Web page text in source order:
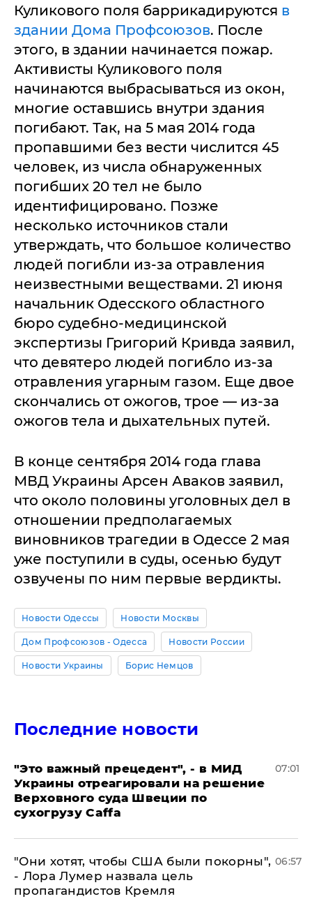
Куликового поля баррикадируются в
здании Дома Профсоюзов. После
этого, в здании начинается пожар.
Активисты Куликового поля
начинаются выбрасываться из окон,
многие оставшись внутри здания
погибают. Так, на 5 мая 2014 года
пропавшими без вести числится 45
человек, из числа обнаруженных
погибших 20 тел не было
идентифицировано. Позже
несколько источников стали
утверждать, что большое количество
людей погибли из-за отравления
неизвестными веществами. 21 июня
начальник Одесского областного
бюро судебно-медицинской
экспертизы Григорий Кривда заявил,
что девятеро людей погибло из-за
отравления угарным газом. Еще двое
скончались от ожогов, трое — из-за
ожогов тела и дыхательных путей.
В конце сентября 2014 года глава
МВД Украины Арсен Аваков заявил,
что около половины уголовных дел в
отношении предполагаемых
виновников трагедии в Одессе 2 мая
уже поступили в суды, осенью будут
озвучены по ним первые вердикты.
Новости Одессы Новости Москвы
Дом Профсоюзов - Одесса Новости России
Новости Украины Борис Немцов
Последние новости
"Это важный прецедент", - в МИД
Украины отреагировали на решение
Верховного суда Швеции по
сухогрузу Caffa
07:01
"Они хотят, чтобы США были покорны",
- Лора Лумер назвала цель
пропагандистов Кремля
06:57